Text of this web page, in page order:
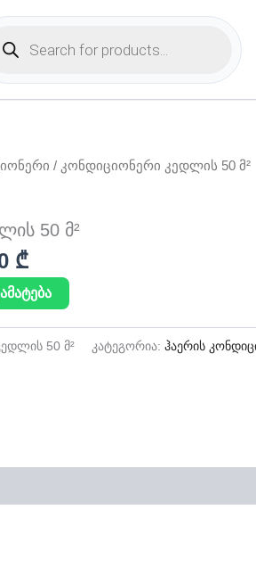
/ კონდიციონერი კედლის 50 მ²
50 მ²
₾.
₾
Current
1600,00 ₾.
50 მ² კატეგორია: ჰაერის